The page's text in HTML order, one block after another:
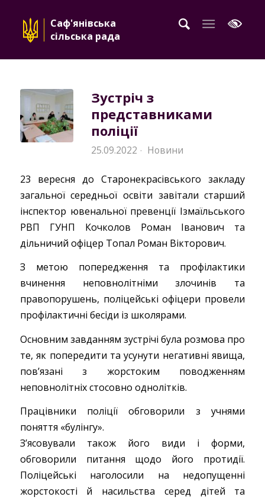
Саф'янівська
сільська рада
Зустріч з
представниками
поліції
25.09.2022 · Новини
23 вересня до Старонекрасівського закладу
загальної середньої освіти завітали старший
інспектор ювенальної превенції Ізмаїльського
РВП ГУНП Кочколов Роман Іванович та
дільничий офіцер Топал Роман Вікторович.
З метою попередження та профілактики
вчинення неповнолітніми злочинів та
правопорушень, поліцейські офіцери провели
профілактичні бесіди із школярами.
Основним завданням зустрічі була розмова про
те, як попередити та усунути негативні явища,
пов’язані з жорстоким поводженням
неповнолітніх стосовно однолітків.
Працівники поліції обговорили з учнями
поняття «булінгу».
З’ясовували також його види і форми,
обговорили питання щодо його протидії.
Поліцейські наголосили на недопущенні
жорстокості й насильства серед дітей та